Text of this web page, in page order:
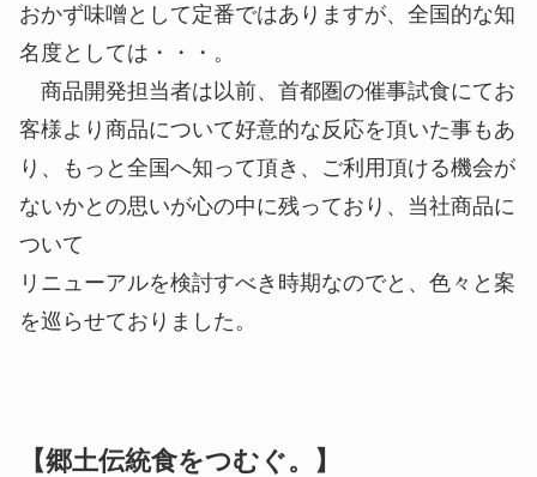
おかず味噌として定番ではありますが、全国的な知
名度としては・・・。
商品開発担当者は以前、首都圏の催事試食にてお
客様より商品について好意的な反応を頂いた事もあ
り、もっと全国へ知って頂き、ご利用頂ける機会が
ないかとの思いが心の中に残っており、当社商品に
ついて
リニューアルを検討すべき時期なのでと、色々と案
を巡らせておりました。
【郷土伝統食をつむぐ。】